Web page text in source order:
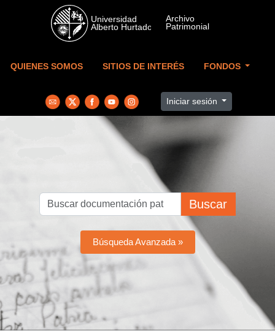
Skip to main content
QUIENES SOMOS SITIOS DE INTERÉS FONDOS
Iniciar sesión
Buscar
Búsqueda Avanzada »